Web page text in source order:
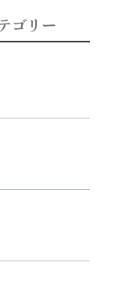
ゴリー